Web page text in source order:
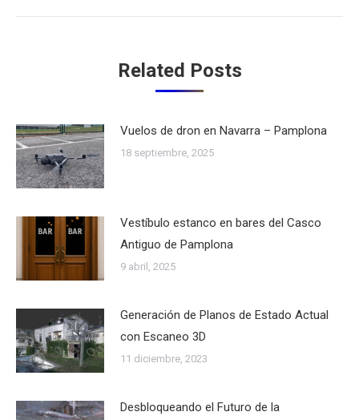
Related Posts
Vuelos de dron en Navarra – Pamplona
18 septiembre, 2025
Vestíbulo estanco en bares del Casco
Antiguo de Pamplona
9 abril, 2025
Generación de Planos de Estado Actual
con Escaneo 3D
11 diciembre, 2023
Desbloqueando el Futuro de la